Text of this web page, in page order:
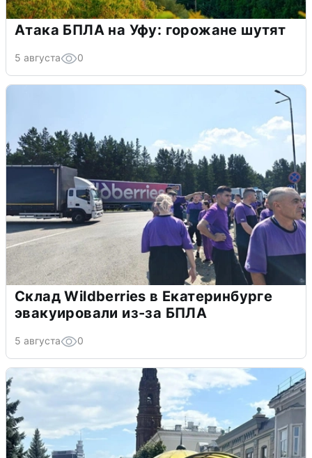
Атака БПЛА на Уфу: горожане шутят
5 августа 0
Склад Wildberries в Екатеринбурге
эвакуировали из-за БПЛА
5 августа 0